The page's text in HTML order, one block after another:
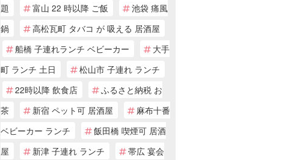
題
富山 22 時以降 ご飯
池袋 痛風
鍋
高松瓦町 タバコ が 吸える 居酒屋
船橋 子連れランチ ベビーカー
大手
町 ランチ 土日
松山市 子連れ ランチ
22時以降 飲食店
ふるさと納税 お
茶
新宿 ペット可 居酒屋
麻布十番
ベビーカー ランチ
飯田橋 喫煙可 居酒
屋
新津 子連れ ランチ
帯広 宴会